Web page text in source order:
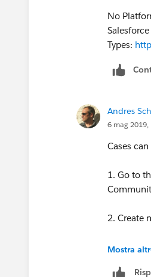
No
Types:
Andres
6 mag 2019,
Cases
1. Go to
2. Create
3. Edit
Mostra